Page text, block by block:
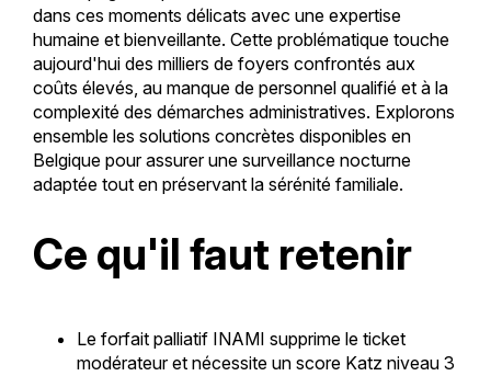
dans ces moments délicats avec une expertise
humaine et bienveillante. Cette problématique touche
aujourd'hui des milliers de foyers confrontés aux
coûts élevés, au manque de personnel qualifié et à la
complexité des démarches administratives. Explorons
ensemble les solutions concrètes disponibles en
Belgique pour assurer une surveillance nocturne
adaptée tout en préservant la sérénité familiale.
Ce qu'il faut retenir
Le forfait palliatif INAMI supprime le ticket
modérateur et nécessite un score Katz niveau 3